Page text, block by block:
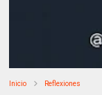
Inicio Reflexiones